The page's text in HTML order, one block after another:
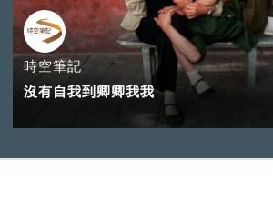
時空筆記
沒有自我到卿卿我我